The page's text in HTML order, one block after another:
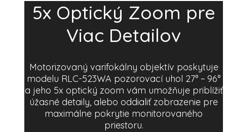
5x Optický Zoom pre
Viac Detailov
Motorizovaný varifokálny objektív poskytuje
modelu RLC-523WA pozorovací uhol 27° ~ 96°
a jeho 5x optický zoom vám umožňuje priblížiť
úžasné detaily, alebo oddialiť zobrazenie pre
maximálne pokrytie monitorovaného
priestoru.